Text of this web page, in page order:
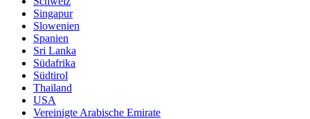
Singapur
Slowenien
Spanien
Sri Lanka
Südafrika
Südtirol
Thailand
USA
Vereinigte Arabische Emirate